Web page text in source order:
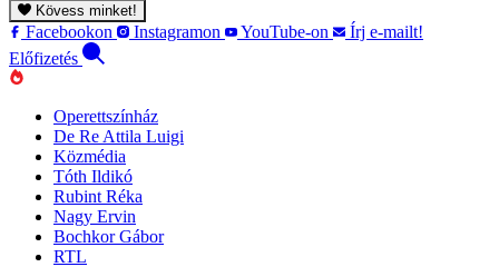
Kövess minket!
Facebookon Instagramon YouTube-on
Írj e-mailt!
Előfizetés
Operettszínház
De Re Attila Luigi
Közmédia
Tóth Ildikó
Rubint Réka
Nagy Ervin
Bochkor Gábor
RTL